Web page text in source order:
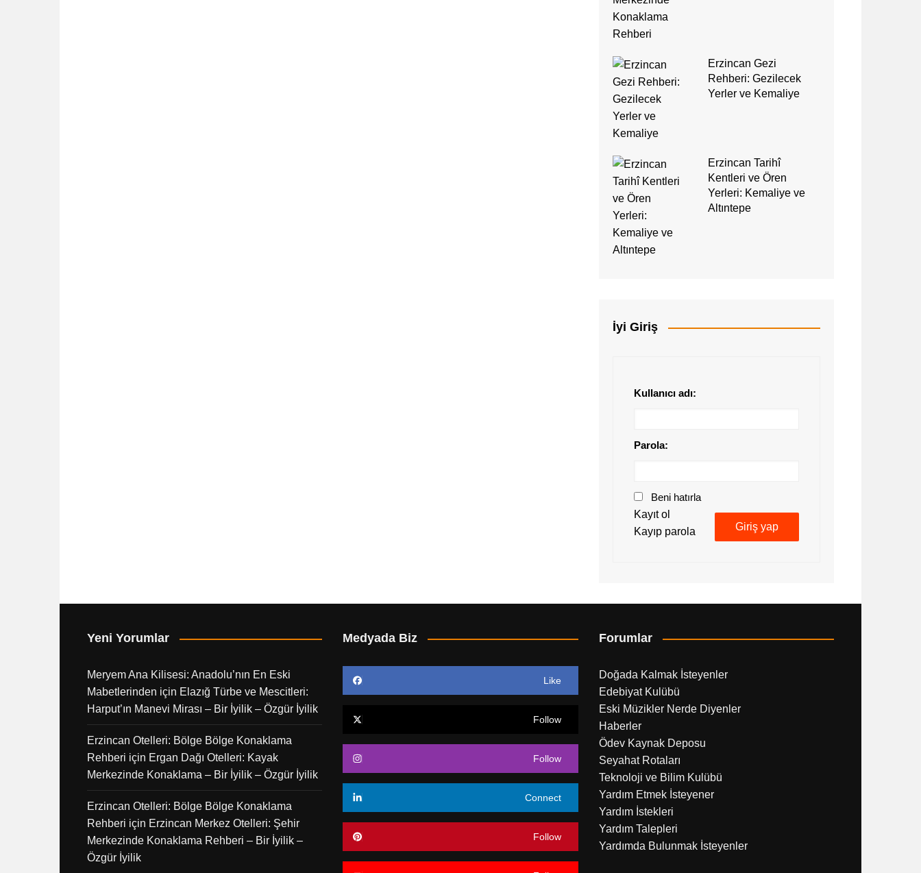
Erzincan Gezi
Rehberi: Gezilecek
Yerler ve Kemaliye
Erzincan Tarihî
Kentleri ve Ören
Yerleri: Kemaliye ve
Altıntepe
İyi Giriş
Kullanıcı adı:
Parola:
Beni hatırla
Giriş yap
Kayıt ol
Kayıp parola
Yeni Yorumlar
Meryem Ana Kilisesi: Anadolu’nın En Eski
Mabetlerinden için Elazığ Türbe ve Mescitleri:
Harput’ın Manevi Mirası – Bir İyilik – Özgür İyilik
Erzincan Otelleri: Bölge Bölge Konaklama
Rehberi için Ergan Dağı Otelleri: Kayak
Merkezinde Konaklama – Bir İyilik – Özgür İyilik
Erzincan Otelleri: Bölge Bölge Konaklama
Rehberi için Erzincan Merkez Otelleri: Şehir
Merkezinde Konaklama Rehberi – Bir İyilik –
Özgür İyilik
Medyada Biz
Like
Follow
Follow
Connect
Follow
Forumlar
Doğada Kalmak İsteyenler
Edebiyat Kulübü
Eski Müzikler Nerde Diyenler
Haberler
Ödev Kaynak Deposu
Seyahat Rotaları
Teknoloji ve Bilim Kulübü
Yardım Etmek İsteyener
Yardım İstekleri
Yardım Talepleri
Yardımda Bulunmak İsteyenler